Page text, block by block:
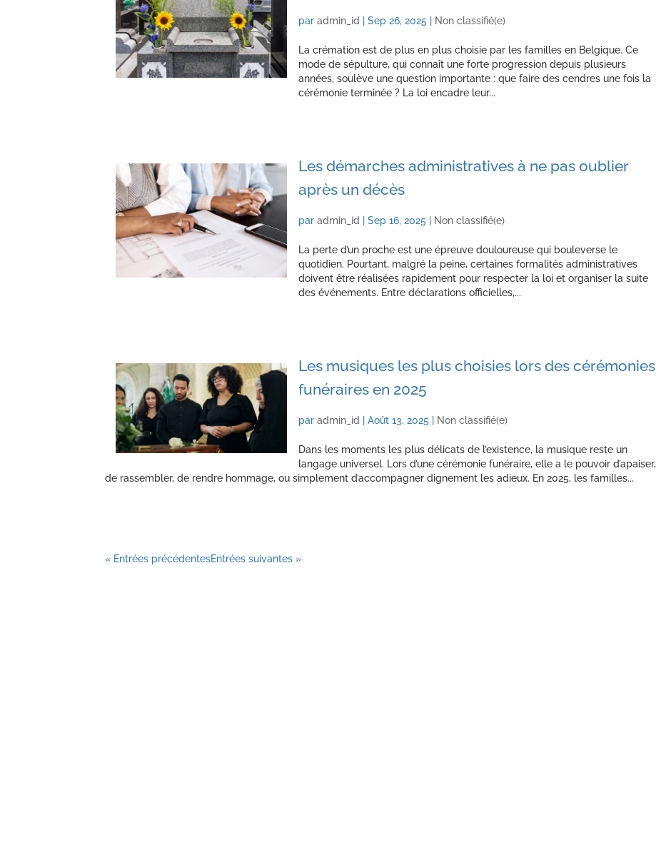
par admin_id Sep 26, 2025| Non classifié(e)
La crémation est de plus en plus choisie par les familles en Belgique. Ce
mode de sépulture, qui connaît une forte progression depuis plusieurs
années, soulève une question importante : que faire des cendres une fois la
cérémonie terminée ? La loi encadre leur...
Les démarches administratives à ne pas oublier
après un décès
par admin_id Sep 16, 2025| Non classifié(e)
La perte d’un proche est une épreuve douloureuse qui bouleverse le
quotidien. Pourtant, malgré la peine, certaines formalités administratives
doivent être réalisées rapidement pour respecter la loi et organiser la suite
des événements. Entre déclarations officielles,...
Les musiques les plus choisies lors des cérémonies
funéraires en 2025
par admin_id Août 13, 2025| Non classifié(e)
Dans les moments les plus délicats de l’existence, la musique reste un
langage universel. Lors d’une cérémonie funéraire, elle a le pouvoir d’apaiser,
de rassembler, de rendre hommage, ou simplement d’accompagner dignement les adieux. En 2025, les familles...
« Entrées précédentesEntrées suivantes »